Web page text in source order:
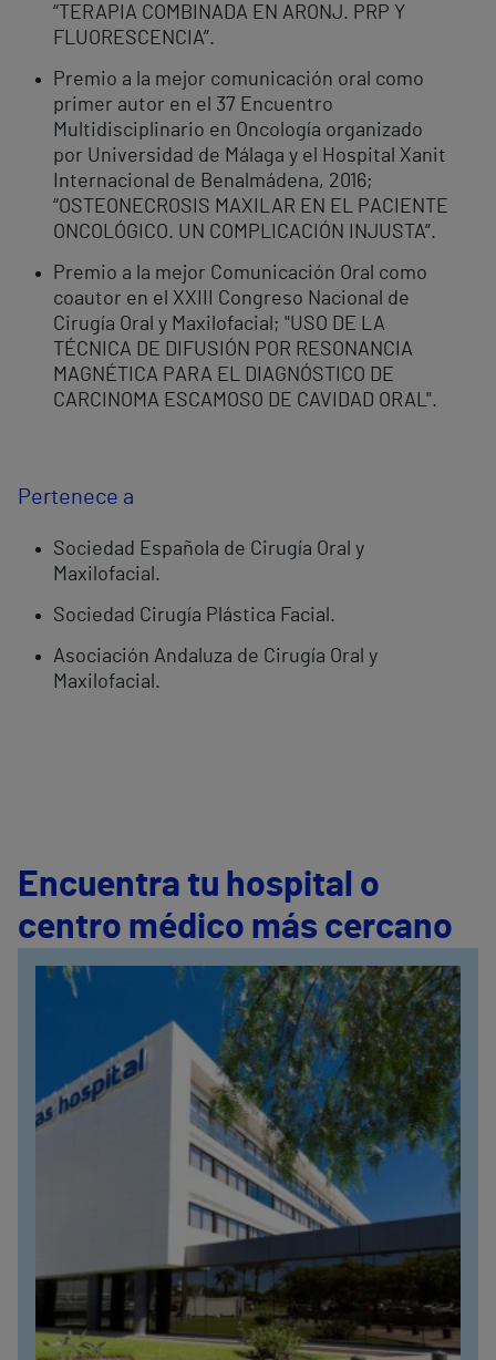
“TERAPIA COMBINADA EN ARONJ. PRP Y
FLUORESCENCIA”.
Premio a la mejor comunicación oral como
primer autor en el 37 Encuentro
Multidisciplinario en Oncología organizado
por Universidad de Málaga y el Hospital Xanit
Internacional de Benalmádena, 2016;
“OSTEONECROSIS MAXILAR EN EL PACIENTE
ONCOLÓGICO. UN COMPLICACIÓN INJUSTA”.
Premio a la mejor Comunicación Oral como
coautor en el XXIII Congreso Nacional de
Cirugía Oral y Maxilofacial; "USO DE LA
TÉCNICA DE DIFUSIÓN POR RESONANCIA
MAGNÉTICA PARA EL DIAGNÓSTICO DE
CARCINOMA ESCAMOSO DE CAVIDAD ORAL".
Pertenece a
Sociedad Española de Cirugía Oral y
Maxilofacial.
Sociedad Cirugía Plástica Facial.
Asociación Andaluza de Cirugía Oral y
Maxilofacial.
Encuentra tu hospital o
centro médico más cercano